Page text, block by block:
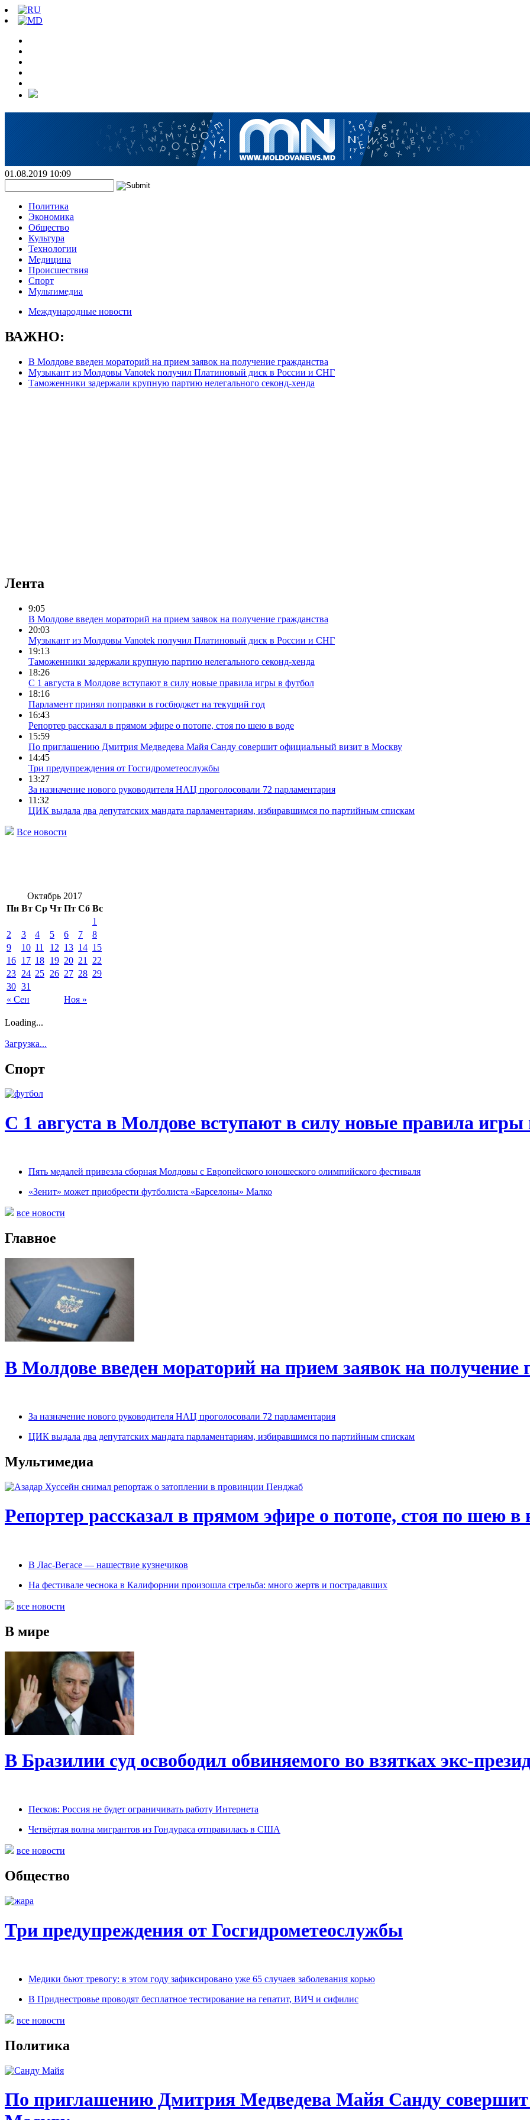
01.08.2019 10:09
Политика
Экономика
Общество
Культура
Технологии
Медицина
Происшествия
Спорт
Мультимедиа
Международные новости
ВАЖНО:
В Молдове введен мораторий на прием заявок на получение гражданства
Музыкант из Молдовы Vanotek получил Платиновый диск в России и СНГ
Таможенники задержали крупную партию нелегального секонд-хенда
Лента
9:05
В Молдове введен мораторий на прием заявок на получение гражданства
20:03
Музыкант из Молдовы Vanotek получил Платиновый диск в России и СНГ
19:13
Таможенники задержали крупную партию нелегального секонд-хенда
18:26
С 1 августа в Молдове вступают в силу новые правила игры в футбол
18:16
Парламент принял поправки в госбюджет на текущий год
16:43
Репортер рассказал в прямом эфире о потопе, стоя по шею в воде
15:59
По приглашению Дмитрия Медведева Майя Санду совершит официальный визит в Москву
14:45
Три предупреждения от Госгидрометеослужбы
13:27
За назначение нового руководителя НАЦ проголосовали 72 парламентария
11:32
ЦИК выдала два депутатских мандата парламентариям, избиравшимся по партийным спискам
Все новости
Октябрь 2017
Пн Вт Ср Чт Пт Сб Вс
« Сен Ноя »
1
2
3 4 5 6 7
8
9
10 11 12 13 14 15
16 17 18 19 20 21
22
23 24 25 26 27 28 29
30 31
Loading...
Загрузка...
Спорт
С 1 августа в Молдове вступают в силу новые правила игры
Пять медалей привезла сборная Молдовы с Европейского юношеского олимпийского фестиваля
«Зенит» может приобрести футболиста «Барселоны» Малко
все новости
Главное
В Молдове введен мораторий на прием заявок на получение
За назначение нового руководителя НАЦ проголосовали 72 парламентария
ЦИК выдала два депутатских мандата парламентариям, избиравшимся по партийным спискам
Мультимедиа
Репортер рассказал в прямом эфире о потопе, стоя по шею в
В Лас-Вегасе — нашествие кузнечиков
На фестивале чеснока в Калифорнии произошла стрельба: много жертв и пострадавших
все новости
В мире
В Бразилии суд освободил обвиняемого во взятках экс-
Песков: Россия не будет ограничивать работу Интернета
Четвёртая волна мигрантов из Гондураса отправилась в США
все новости
Общество
Три предупреждения от Госгидрометеослужбы
Медики бьют тревогу: в этом году зафиксировано уже 65 случаев заболевания корью
В Приднестровье проводят бесплатное тестирование на гепатит, ВИЧ и сифилис
все новости
Политика
По приглашению Дмитрия Медведева Майя Санду